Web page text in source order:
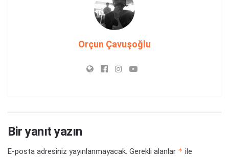
Orçun Çavuşoğlu
Bir yanıt yazın
E-posta adresiniz yayınlanmayacak. Gerekli alanlar * ile